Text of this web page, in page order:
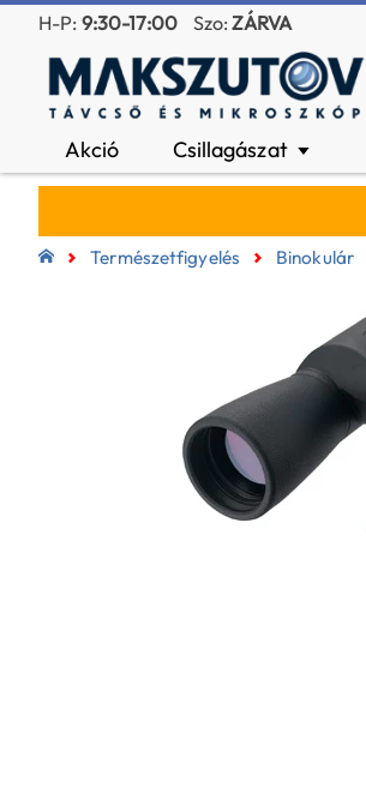
H-P: 9:30-17:00 Szo:ZÁRVA
Akció Csillagászat ▼
Természetfigyelés Binokulár